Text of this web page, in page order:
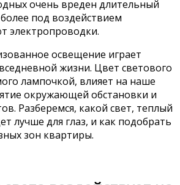
очень вреден длительный
под воздействием
электропроводки.
освещение играет
жизни. Цвет светового
лампочкой, влияет на наше
окружающей обстановки и
Разберемся, какой свет, теплый
лучше для глаз, и как подобрать
зон квартиры.